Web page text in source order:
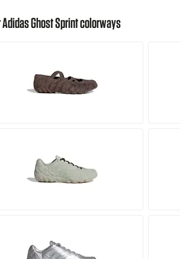
Adidas Ghost Sprint colorways